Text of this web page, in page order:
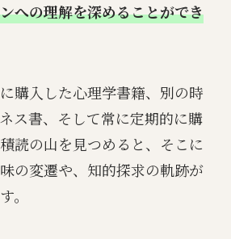
への理解を深めることができ
購入した心理学書籍、別の時
ス書、そして常に定期的に購
読の山を見つめると、そこに
の変遷や、知的探求の軌跡が
。